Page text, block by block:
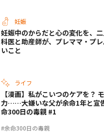
妊娠
妊娠中のからだと心の変化を、
科医と助産師が、プレママ・プ
いこと
ライフ
#余命300日の毒親
【漫画】私がこいつのケアを？
力……大嫌いな父が余命1年と宣
命300日の毒親 #1